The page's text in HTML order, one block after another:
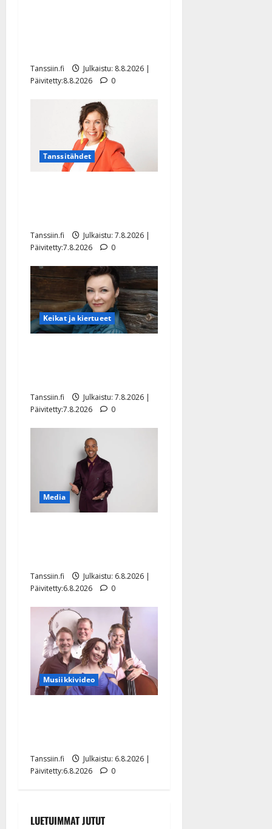
Tanssiin.fi
Julkaistu: 8.8.2026 |
Päivitetty:8.8.2026
0
Tanssitähdet
Tanssiin.fi
Julkaistu: 7.8.2026 |
Päivitetty:7.8.2026
0
Keikat ja kiertueet
Tanssiin.fi
Julkaistu: 7.8.2026 |
Päivitetty:7.8.2026
0
Media
Tanssiin.fi
Julkaistu: 6.8.2026 |
Päivitetty:6.8.2026
0
Musiikkivideo
Tanssiin.fi
Julkaistu: 6.8.2026 |
Päivitetty:6.8.2026
0
LUETUIMMAT JUTUT